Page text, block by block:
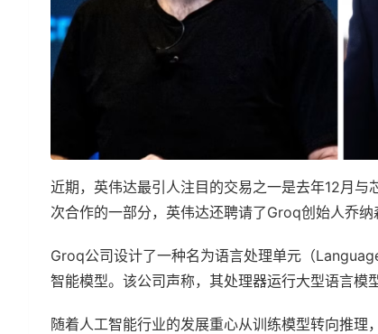
近期，英伟达最引人注目的交易之一是去年12月
次合作的一部分，英伟达还聘请了Groq创始人乔纳
Groq公司设计了一种名为语言处理单元（
智能模型。该公司声称，其处理器运行大型语言模
随着人工智能行业的发展重心从训练模型转向推